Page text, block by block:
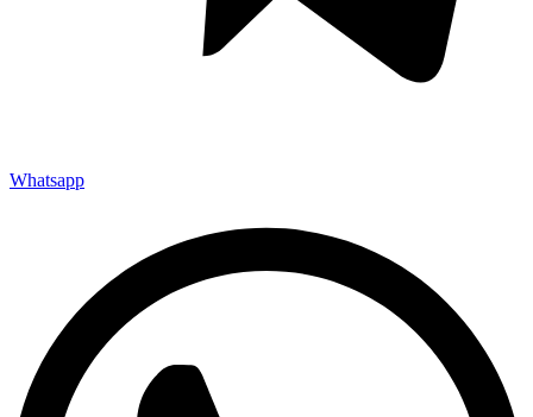
Whatsapp